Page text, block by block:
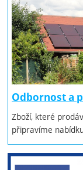
Odbornost a
Zboží, které
připravíme